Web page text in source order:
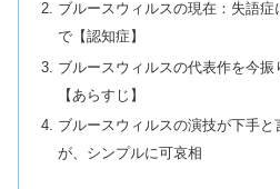
ブルースウィルスの現在：失語症
で【認知症】
ブルースウィルスの代表作を今振
【あらすじ】
ブルースウィルスの演技が下手
が、シンプルに可哀相